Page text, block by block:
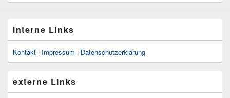
interne Links
Kontakt | Impressum | Datenschutzerklärung
externe Links